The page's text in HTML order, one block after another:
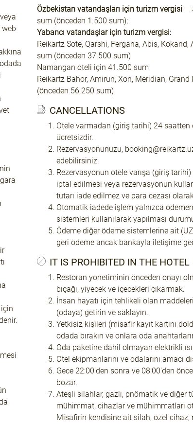
Özbekistan vatandaşları için turizm vergisi —
sum (önceden 1.500 sum);
Yabancı vatandaşlar için turizm vergisi:
Reikartz Sote, Qarshi, Fergana, Abis,
sum (önceden 37.500 sum)
Namangan oteli için 41.500 sum
Reikartz Bahor, Amirun, Xon, Meridian,
(önceden 56.250 sum)
CANCELLATIONS
Otele varmadan (giriş tarihi) 24 saatten
ücretsizdir.
Rezervasyonunuzu,
edebilirsiniz.
Rezervasyonun otele varışa (giriş
iptal edilmesi veya rezervasyonun
tutarı iade edilmez ve para cezası
Otomatik iadede işlem yalnızca
sistemleri kullanılarak yapılması
Ödeme diğer ödeme sistemlerine ait
geri ödeme ancak bankayla iletişime
IT IS PROHIBITED IN THE HOTEL
Restoran yönetiminin önceden onayı
bıçağı, yiyecek ve içecekleri çıkarmak.
İnsan hayatı için tehlikeli olan
(odaya) getirin ve saklayın.
Yetkisiz kişileri (misafir kayıt kartını
odada bırakın ve onlara oda
Oda paketine dahil olmayan elektrikli
Otel ekipmanlarını ve odalarını amacı
Gece 22:00'den sonra ve 08:00'den
bozar.
Ateşli silahlar, gazlı, pnömatik ve diğer
mühimmat, cihazlar ve mühimmatları
Misafirin kendisine ait silah, özel